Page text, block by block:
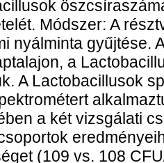
Módszer: A
nyálminta gyűjtése.
a
A Lactobacillusok
a két vizsgálati
(109 vs. 108